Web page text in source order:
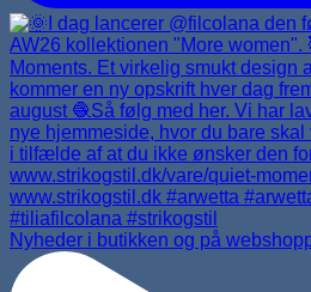
Nyheder i butikken og på